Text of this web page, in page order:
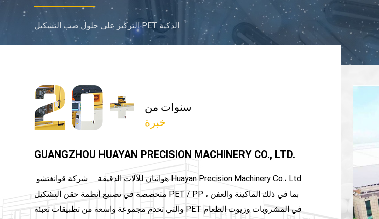
التركيز على حلول صب التشكيل PET الذكية
سنوات من
خبرة
GUANGZHOU HUAYAN PRECISION MACHINERY CO., LTD.
متخصصة في تصنيع أنظمة حقن التشكيل PET / PP بما في ذلك الماكينة والعفن ،
والتي تخدم مجموعة واسعة من تطبيقات تعبئة PET في المشروبات وزيوت الطعام